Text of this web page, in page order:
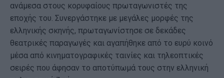
ανάμεσα στους κορυφαίους πρωταγωνιστές της
εποχής του. Συνεργάστηκε με μεγάλες μορφές της
ελληνικής σκηνής, πρωταγωνίστησε σε δεκάδες
θεατρικές παραγωγές και αγαπήθηκε από το ευρύ κοινό
μέσα από κινηματογραφικές ταινίες και τηλεοπτικές
σειρές που άφησαν το αποτύπωμά τους στην ελληνική